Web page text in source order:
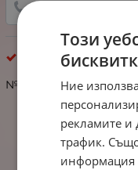
Мартеници -
№104259 Мартеница
Този
Ние
рекламите
трафик.
информация